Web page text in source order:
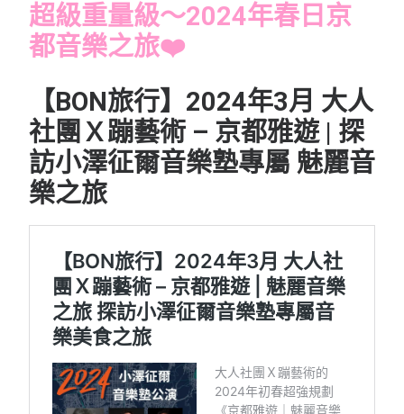
超級重量級～2024年春日京
都音樂之旅❤️
【BON旅行】2024年3月 大人
社團Ｘ蹦藝術 – 京都雅遊 | 探
訪小澤征爾音樂塾專屬 魅麗音
樂之旅